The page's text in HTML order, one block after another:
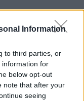
Information
to third parties, or
information for
below opt-out
note that after your
seeing
sedaniProjekt
ZL-1!
sedani